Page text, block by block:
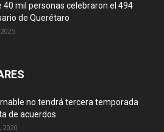
40 mil personas celebraron el 494
de Querétaro
no tendrá tercera temporada
de acuerdos
2020